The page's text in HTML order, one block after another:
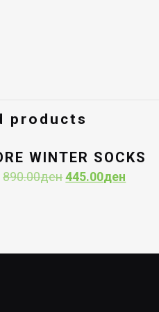
products
WINTER SOCKS
890.00денOriginal
445.00ден